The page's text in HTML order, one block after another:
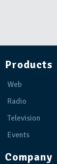
Products
Web
Radio
Television
Events
Company